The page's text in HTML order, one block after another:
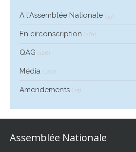
A l'Assemblée Nationale (35)
En circonscription (281)
QAG (126)
Média (100)
Amendements (25)
Assemblée Nationale